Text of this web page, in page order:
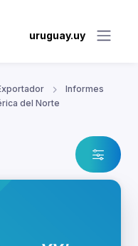
uruguay.uy
Informes
del Norte